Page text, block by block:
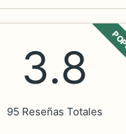
3.8
95 Reseñas Totales